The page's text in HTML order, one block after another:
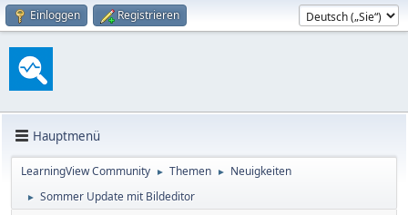
Einloggen Registrieren
Hauptmenü
LearningView Community ► Themen ► Neuigkeiten
► Sommer Update mit Bildeditor